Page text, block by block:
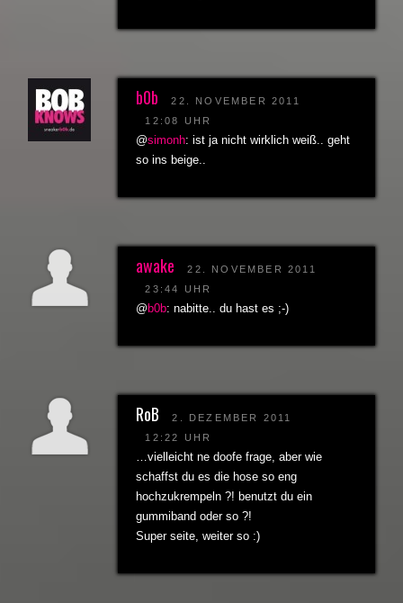
b0b
22. NOVEMBER 2011
12:08 UHR
@simonh: ist ja nicht wirklich weiß.. geht
so ins beige..
awake
22. NOVEMBER 2011
23:44 UHR
@ b0b: nabitte.. du hast es ;-)
RoB
2. DEZEMBER 2011
12:22 UHR
…vielleicht ne doofe frage, aber wie
schaffst du es die hose so eng
hochzukrempeln ?! benutzt du ein
gummiband oder so ?!
Super seite, weiter so :)